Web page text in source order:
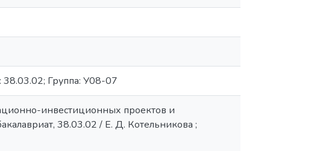
38.03.02; Группа: У08-07
инвестиционных проектов и
38.03.02 / Е. Д. Котельникова ;